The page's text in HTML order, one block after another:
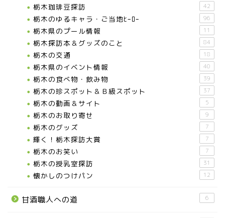
栃木珈琲豆探訪 42
栃木のゆるキャラ・ご当地ﾋｰﾛｰ 96
栃木県のプール情報 11
栃木探訪本＆グッズのこと 84
栃木の交通 18
栃木県のイベント情報 40
栃木の食べ物・飲み物 39
栃木の珍スポット＆Ｂ級スポット 37
栃木の動画＆サイト 5
栃木のお取り寄せ 9
栃木のグッズ 7
輝く！栃木探訪大賞 7
栃木のお笑い 7
栃木の授乳室探訪 31
懐かしのつけパン 12
甘酒職人への道 6